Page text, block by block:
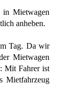
Mietwagen
anheben.
Tag. Da wir
Mietwagen
: Mit Fahrer ist
Mietfahrzeug